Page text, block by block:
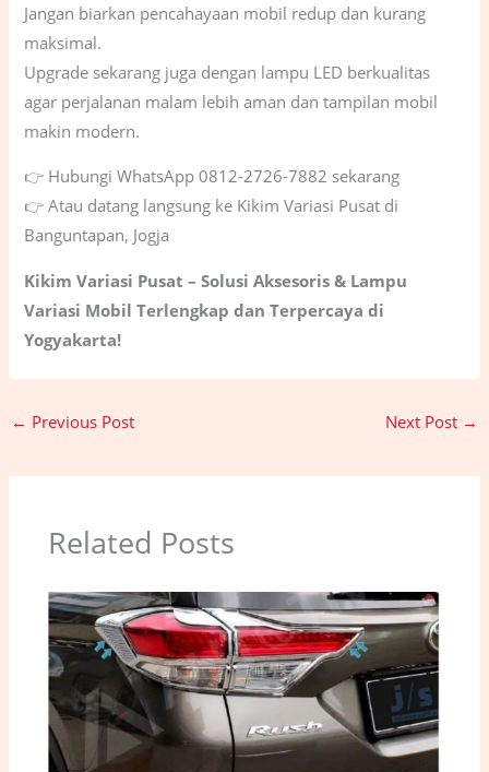
Jangan biarkan pencahayaan mobil redup dan kurang
maksimal.
Upgrade sekarang juga dengan lampu LED berkualitas
agar perjalanan malam lebih aman dan tampilan mobil
makin modern.
👉 Hubungi WhatsApp 0812-2726-7882 sekarang
👉 Atau datang langsung ke Kikim Variasi Pusat di
Banguntapan, Jogja
Kikim Variasi Pusat – Solusi Aksesoris & Lampu
Variasi Mobil Terlengkap dan Terpercaya di
Yogyakarta!
← Previous Post Next Post →
Related Posts